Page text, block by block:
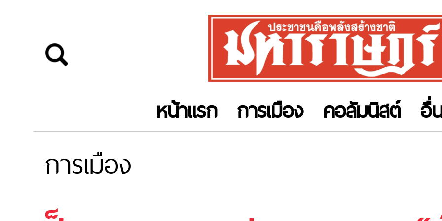
หน้าแรก การเมือง คอลัมนิสต์ อื่
การเมือง